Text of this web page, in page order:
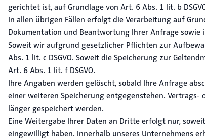
gerichtet ist, auf Grundlage von Art. 6 Abs. 1 lit. b
In allen übrigen Fällen erfolgt die Verarbeitung auf
Dokumentation und Beantwortung Ihrer Anfrage sowie
Soweit wir aufgrund gesetzlicher Pflichten zur
Abs. 1 lit. c DSGVO. Soweit die Speicherung zur
Art. 6 Abs. 1 lit. f DSGVO.
Ihre Angaben werden gelöscht, sobald Ihre Anfrage
einer weiteren Speicherung entgegenstehen.
länger gespeichert werden.
Eine Weitergabe Ihrer Daten an Dritte erfolgt nur,
eingewilligt haben. Innerhalb unseres Unternehmens